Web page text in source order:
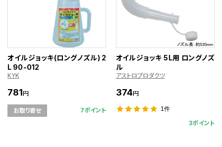
オイルジョッキ(ロングノズル) 2
L 90-012
KYK
781円
お取り寄せ 7ポイント
オイルジョッキ 5L用 ロングノズ
ル
アストロプロダクツ
374円
1件
3ポイント